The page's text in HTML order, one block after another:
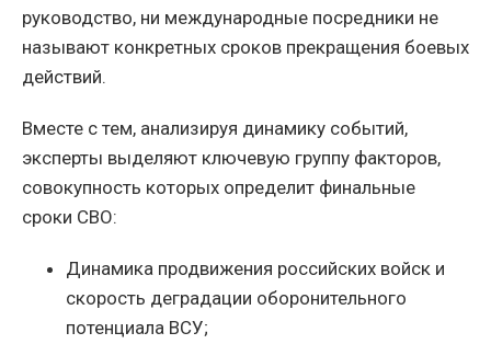
руководство, ни международные посредники не
называют конкретных сроков прекращения боевых
действий.
Вместе с тем, анализируя динамику событий,
эксперты выделяют ключевую группу факторов,
совокупность которых определит финальные
сроки СВО:
Динамика продвижения российских войск и
скорость деградации оборонительного
потенциала ВСУ;